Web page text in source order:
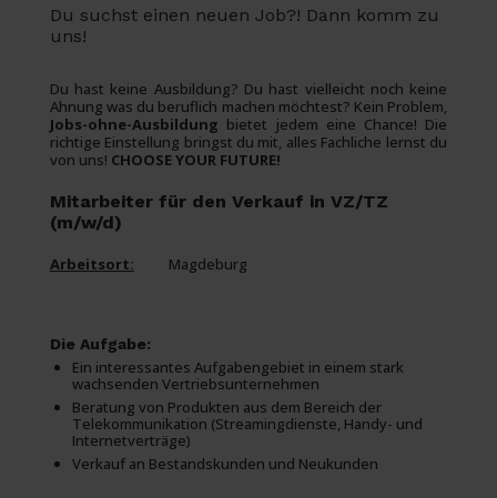
Du suchst einen neuen Job?! Dann komm zu
uns!
Du hast keine Ausbildung? Du hast vielleicht noch keine
Ahnung was du beruflich machen möchtest? Kein Problem,
Jobs-ohne-Ausbildung bietet jedem eine Chance! Die
richtige Einstellung bringst du mit, alles Fachliche lernst du
von uns! CHOOSE YOUR FUTURE!
Mitarbeiter für den Verkauf in VZ/TZ
(m/w/d)
Arbeitsort: Magdeburg
Die Aufgabe:
Ein interessantes Aufgabengebiet in einem stark
wachsenden Vertriebsunternehmen
Beratung von Produkten aus dem Bereich der
Telekommunikation (Streamingdienste, Handy- und
Internetverträge)
Verkauf an Bestandskunden und Neukunden